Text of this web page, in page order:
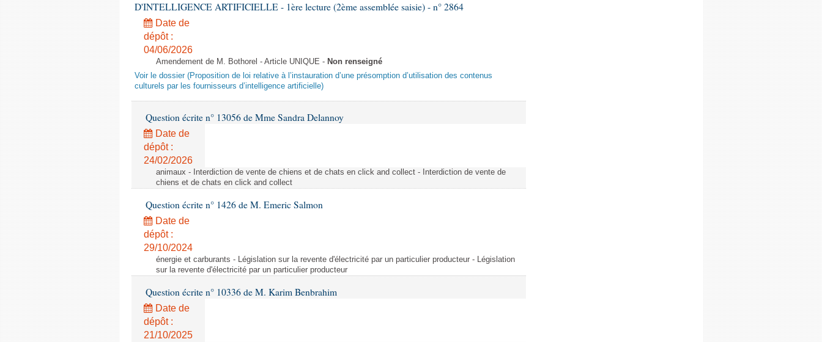
D'INTELLIGENCE ARTIFICIELLE - 1ère lecture (2ème assemblée saisie) - n° 2864
Date de
dépôt :
04/06/2026
Amendement de M. Bothorel - Article UNIQUE - Non renseigné
Voir le dossier (Proposition de loi relative à l’instauration d’une présomption d’utilisation des contenus
culturels par les fournisseurs d’intelligence artificielle)
Question écrite n° 13056 de Mme Sandra Delannoy
Date de
dépôt :
24/02/2026
animaux - Interdiction de vente de chiens et de chats en click and collect - Interdiction de vente de
chiens et de chats en click and collect
Question écrite n° 1426 de M. Emeric Salmon
Date de
dépôt :
29/10/2024
énergie et carburants - Législation sur la revente d'électricité par un particulier producteur - Législation
sur la revente d'électricité par un particulier producteur
Question écrite n° 10336 de M. Karim Benbrahim
Date de
dépôt :
21/10/2025